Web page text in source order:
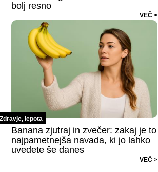
bolj resno
VEČ >
Zdravje, lepota
Banana zjutraj in zvečer: zakaj je to
najpametnejša navada, ki jo lahko
uvedete še danes
VEČ >